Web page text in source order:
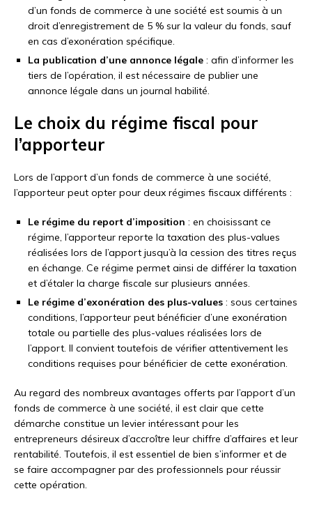
d’un fonds de commerce à une société est soumis à un
droit d’enregistrement de 5 % sur la valeur du fonds, sauf
en cas d’exonération spécifique.
La publication d’une annonce légale : afin d’informer les
tiers de l’opération, il est nécessaire de publier une
annonce légale dans un journal habilité.
Le choix du régime fiscal pour
l’apporteur
Lors de l’apport d’un fonds de commerce à une société,
l’apporteur peut opter pour deux régimes fiscaux différents :
Le régime du report d’imposition : en choisissant ce
régime, l’apporteur reporte la taxation des plus-values
réalisées lors de l’apport jusqu’à la cession des titres reçus
en échange. Ce régime permet ainsi de différer la taxation
et d’étaler la charge fiscale sur plusieurs années.
Le régime d’exonération des plus-values : sous certaines
conditions, l’apporteur peut bénéficier d’une exonération
totale ou partielle des plus-values réalisées lors de
l’apport. Il convient toutefois de vérifier attentivement les
conditions requises pour bénéficier de cette exonération.
Au regard des nombreux avantages offerts par l’apport d’un
fonds de commerce à une société, il est clair que cette
démarche constitue un levier intéressant pour les
entrepreneurs désireux d’accroître leur chiffre d’affaires et leur
rentabilité. Toutefois, il est essentiel de bien s’informer et de
se faire accompagner par des professionnels pour réussir
cette opération.